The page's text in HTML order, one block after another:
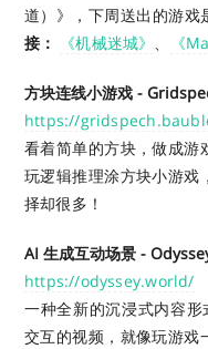
道）》，下周送出的游戏
接：
《机械迷城》 、 《
方块连线小游戏 -
https://
看着简单的方块，做成游
玩逻辑推理涂方块小游戏
择却很多！
AI 生成互动场景 -
https://odyssey.world/
一种全新的沉浸式内容
交互的视频，就像玩游戏